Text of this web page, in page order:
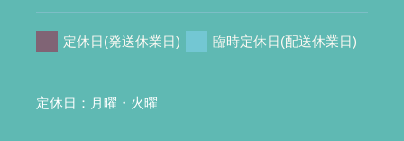
定休日(発送休業日) 臨時定休日(配送休業日)
定休日：月曜・火曜